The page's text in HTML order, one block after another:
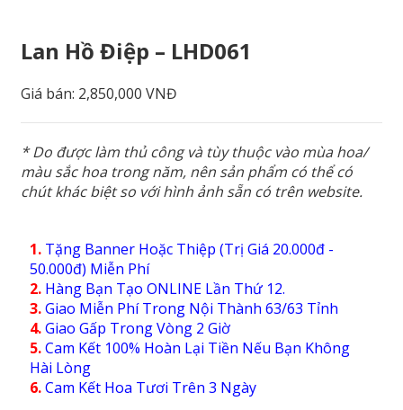
Lan Hồ Điệp – LHD061
Giá bán: 2,850,000 VNĐ
* Do được làm thủ công và tùy thuộc vào mùa hoa/
màu sắc hoa trong năm, nên sản phẩm có thể có
chút khác biệt so với hình ảnh sẵn có trên website.
1. Tặng Banner Hoặc Thiệp (Trị Giá 20.000đ -
50.000đ) Miễn Phí
2. Hàng Bạn Tạo ONLINE Lần Thứ 12.
3.Giao Miễn Phí Trong Nội Thành 63/63 Tỉnh
4.Giao Gấp Trong Vòng 2 Giờ
5.Cam Kết 100% Hoàn Lại Tiền Nếu Bạn Không
Hài Lòng
6.Cam Kết Hoa Tươi Trên 3 Ngày